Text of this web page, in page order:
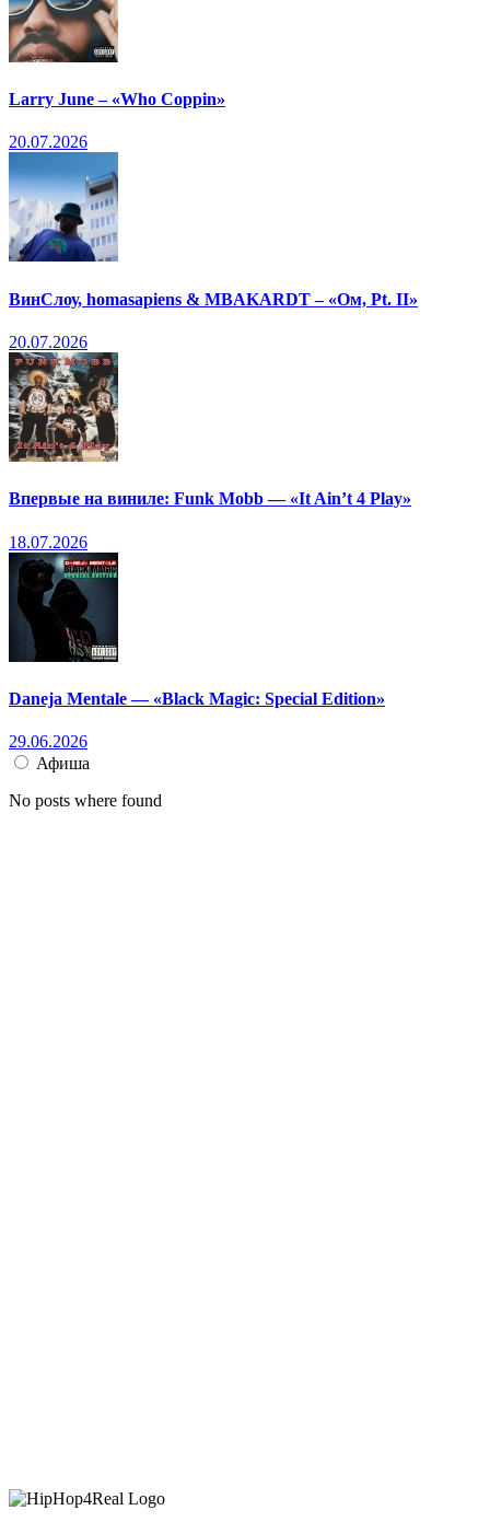
Larry June – «Who Coppin»
20.07.2026
ВинСлоу, homasapiens & MBAKARDT – «Ом, Pt. II»
20.07.2026
Впервые на виниле: Funk Mobb — «It Ain’t 4 Play»
18.07.2026
Daneja Mentale — «Black Magic: Special Edition»
29.06.2026
Афиша
No posts where found